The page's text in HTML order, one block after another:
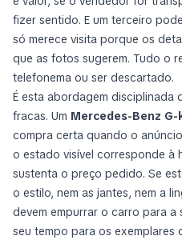
fizer sentido. E um terceiro
só merece visita porque os
que as fotos sugerem. Tudo o
telefonema ou ser descartado.
É esta abordagem disciplinada
fracas. Um Mercedes-Benz G-
compra certa quando o
o estado visível corresponde à
sustenta o preço pedido. Se
o estilo, nem as jantes, nem a
devem empurrar o carro para a
seu tempo para os exemplares